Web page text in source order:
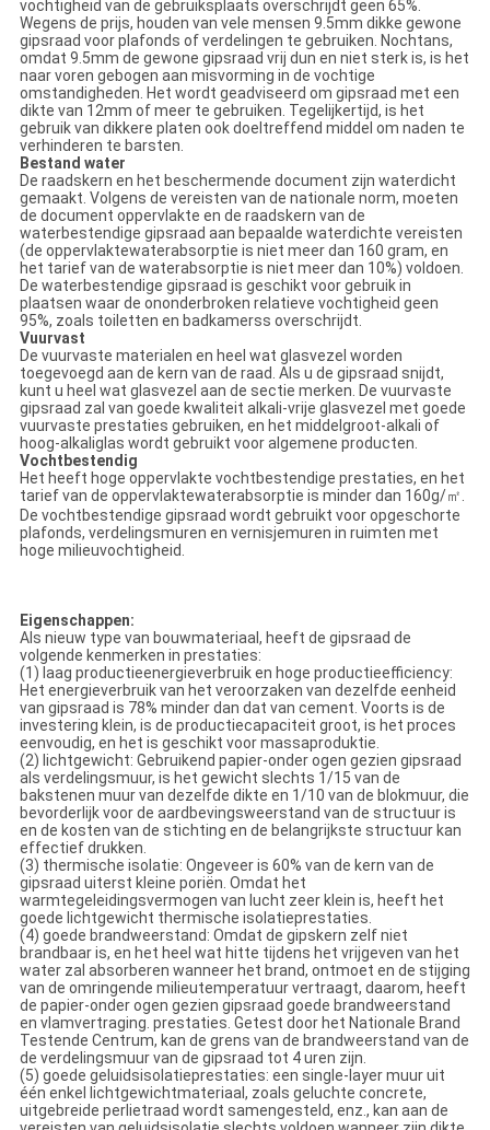
vochtigheid van de gebruiksplaats overschrijdt geen 65%.
Wegens de prijs, houden van vele mensen 9.5mm dikke gewone
gipsraad voor plafonds of verdelingen te gebruiken. Nochtans,
omdat 9.5mm de gewone gipsraad vrij dun en niet sterk is, is het
naar voren gebogen aan misvorming in de vochtige
omstandigheden. Het wordt geadviseerd om gipsraad met een
dikte van 12mm of meer te gebruiken. Tegelijkertijd, is het
gebruik van dikkere platen ook doeltreffend middel om naden te
verhinderen te barsten.
Bestand water
De raadskern en het beschermende document zijn waterdicht
gemaakt. Volgens de vereisten van de nationale norm, moeten
de document oppervlakte en de raadskern van de
waterbestendige gipsraad aan bepaalde waterdichte vereisten
(de oppervlaktewaterabsorptie is niet meer dan 160 gram, en
het tarief van de waterabsorptie is niet meer dan 10%) voldoen.
De waterbestendige gipsraad is geschikt voor gebruik in
plaatsen waar de ononderbroken relatieve vochtigheid geen
95%, zoals toiletten en badkamerss overschrijdt.
Vuurvast
De vuurvaste materialen en heel wat glasvezel worden
toegevoegd aan de kern van de raad. Als u de gipsraad snijdt,
kunt u heel wat glasvezel aan de sectie merken. De vuurvaste
gipsraad zal van goede kwaliteit alkali-vrije glasvezel met goede
vuurvaste prestaties gebruiken, en het middelgroot-alkali of
hoog-alkaliglas wordt gebruikt voor algemene producten.
Vochtbestendig
Het heeft hoge oppervlakte vochtbestendige prestaties, en het
tarief van de oppervlaktewaterabsorptie is minder dan 160g/㎡.
De vochtbestendige gipsraad wordt gebruikt voor opgeschorte
plafonds, verdelingsmuren en vernisjemuren in ruimten met
hoge milieuvochtigheid.
Eigenschappen:
Als nieuw type van bouwmateriaal, heeft de gipsraad de
volgende kenmerken in prestaties:
(1) laag productieenergieverbruik en hoge productieefficiency:
Het energieverbruik van het veroorzaken van dezelfde eenheid
van gipsraad is 78% minder dan dat van cement. Voorts is de
investering klein, is de productiecapaciteit groot, is het proces
eenvoudig, en het is geschikt voor massaproduktie.
(2) lichtgewicht: Gebruikend papier-onder ogen gezien gipsraad
als verdelingsmuur, is het gewicht slechts 1/15 van de
bakstenen muur van dezelfde dikte en 1/10 van de blokmuur, die
bevorderlijk voor de aardbevingsweerstand van de structuur is
en de kosten van de stichting en de belangrijkste structuur kan
effectief drukken.
(3) thermische isolatie: Ongeveer is 60% van de kern van de
gipsraad uiterst kleine poriën. Omdat het
warmtegeleidingsvermogen van lucht zeer klein is, heeft het
goede lichtgewicht thermische isolatieprestaties.
(4) goede brandweerstand: Omdat de gipskern zelf niet
brandbaar is, en het heel wat hitte tijdens het vrijgeven van het
water zal absorberen wanneer het brand, ontmoet en de stijging
van de omringende milieutemperatuur vertraagt, daarom, heeft
de papier-onder ogen gezien gipsraad goede brandweerstand
en vlamvertraging. prestaties. Getest door het Nationale Brand
Testende Centrum, kan de grens van de brandweerstand van de
de verdelingsmuur van de gipsraad tot 4 uren zijn.
(5) goede geluidsisolatieprestaties: een single-layer muur uit
één enkel lichtgewichtmateriaal, zoals geluchte concrete,
uitgebreide perlietraad wordt samengesteld, enz., kan aan de